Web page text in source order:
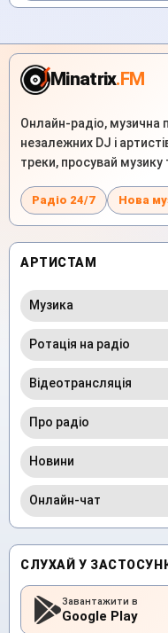
Minatrix.FM
Онлайн-радіо, музична
незалежних DJ і
треки, просувай
Радіо 24/7 Нова
АРТИСТАМ
Музика
Ротація на радіо
Відеотрансляція
Про радіо
Новини
Онлайн-чат
СЛУХАЙ У
Завантажити в
Google Play